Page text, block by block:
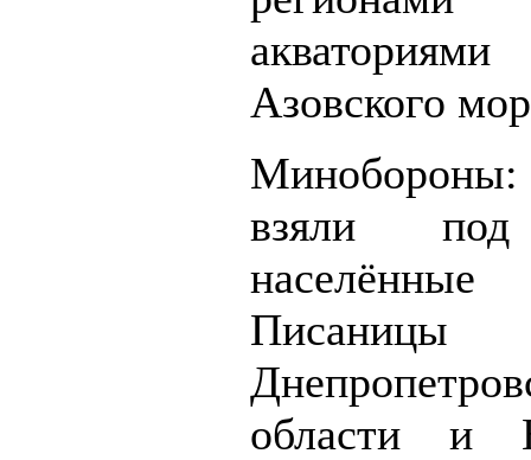
Азовского
взяли под
Писаницы
области и